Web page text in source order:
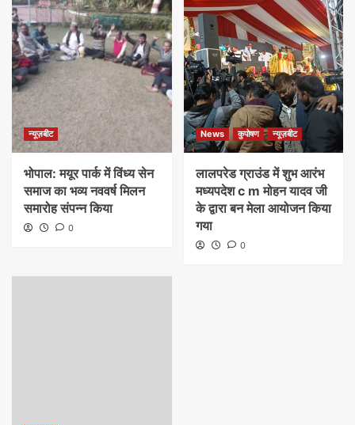
न्यूज़बीट
भोपाल: मयूर पार्क में विंध्य सेन
समाज का भव्य नववर्ष मिलन
समारोह संपन्न किया
0
News कुपोषण न्यूज़बीट
लालपरेड ग्राउंड में शुभ आरंभ
मध्यपदेश c m मोहन यादव जी
के द्वारा बन मेला आयोजन किया
गया
0